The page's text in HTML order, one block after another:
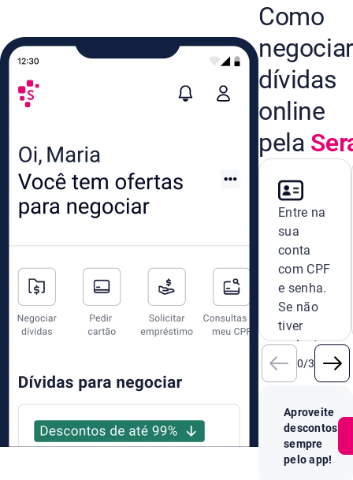
Como
negociar
dívidas
online
pela
Entre na
sua
conta
com CPF
e senha.
Se não
tiver
cadastro,
crie um
novo na
0/3
Aproveite
descontos
sempre
pelo app!